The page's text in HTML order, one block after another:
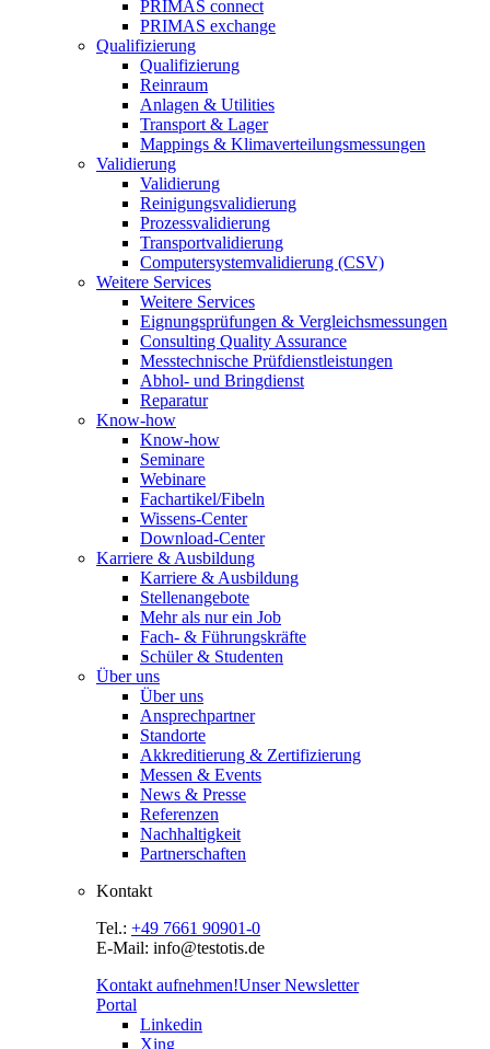
PRIMAS connect
PRIMAS exchange
Qualifizierung
Qualifizierung
Reinraum
Anlagen & Utilities
Transport & Lager
Mappings & Klimaverteilungsmessungen
Validierung
Validierung
Reinigungsvalidierung
Prozessvalidierung
Transportvalidierung
Computersystemvalidierung (CSV)
Weitere Services
Weitere Services
Eignungsprüfungen & Vergleichsmessungen
Consulting Quality Assurance
Messtechnische Prüfdienstleistungen
Abhol- und Bringdienst
Reparatur
Know-how
Know-how
Seminare
Webinare
Fachartikel/Fibeln
Wissens-Center
Download-Center
Karriere & Ausbildung
Karriere & Ausbildung
Stellenangebote
Mehr als nur ein Job
Fach- & Führungskräfte
Schüler & Studenten
Über uns
Über uns
Ansprechpartner
Standorte
Akkreditierung & Zertifizierung
Messen & Events
News & Presse
Referenzen
Nachhaltigkeit
Partnerschaften
Kontakt
Tel.: +49 7661 90901-0
E-Mail: info@testotis.de
Kontakt aufnehmen!Unser Newsletter
Portal
Linkedin
Xing